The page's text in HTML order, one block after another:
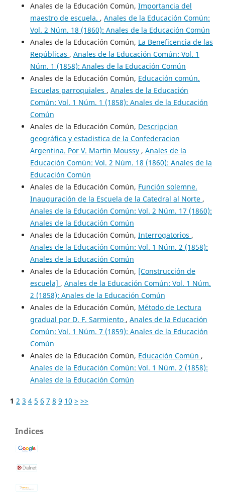
Anales de la Educación Común, Importancia del
maestro de escuela. , Anales de la Educación Común:
Vol. 2 Núm. 18 (1860): Anales de la Educación Común
Anales de la Educación Común, La Beneficencia de las
Repúblicas , Anales de la Educación Común: Vol. 1
Núm. 1 (1858): Anales de la Educación Común
Anales de la Educación Común, Educación común.
Escuelas parroquiales , Anales de la Educación
Común: Vol. 1 Núm. 1 (1858): Anales de la Educación
Común
Anales de la Educación Común, Descripcion
geográfica y estadistica de la Confederacion
Argentina. Por V. Martin Moussy , Anales de la
Educación Común: Vol. 2 Núm. 18 (1860): Anales de la
Educación Común
Anales de la Educación Común, Función solemne.
Inauguración de la Escuela de la Catedral al Norte ,
Anales de la Educación Común: Vol. 2 Núm. 17 (1860):
Anales de la Educación Común
Anales de la Educación Común, Interrogatorios ,
Anales de la Educación Común: Vol. 1 Núm. 2 (1858):
Anales de la Educación Común
Anales de la Educación Común, [Construcción de
escuela] , Anales de la Educación Común: Vol. 1 Núm.
2 (1858): Anales de la Educación Común
Anales de la Educación Común, Método de Lectura
gradual por D. F. Sarmiento , Anales de la Educación
Común: Vol. 1 Núm. 7 (1859): Anales de la Educación
Común
Anales de la Educación Común, Educación Común ,
Anales de la Educación Común: Vol. 1 Núm. 2 (1858):
Anales de la Educación Común
1 2 3 4 5 6 7 8 9 10 > >>
Indices